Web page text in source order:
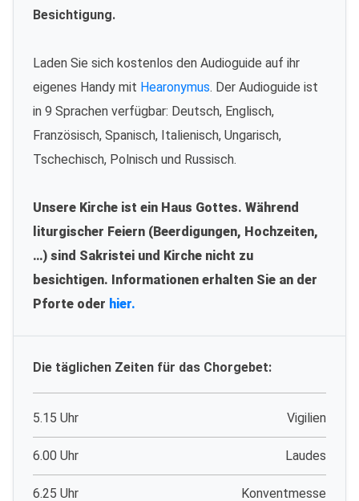
Besichtigung.
Laden Sie sich kostenlos den Audioguide auf ihr
eigenes Handy mit Hearonymus. Der Audioguide ist
in 9 Sprachen verfügbar: Deutsch, Englisch,
Französisch, Spanisch, Italienisch, Ungarisch,
Tschechisch, Polnisch und Russisch.
Unsere Kirche ist ein Haus Gottes. Während
liturgischer Feiern (Beerdigungen, Hochzeiten,
…) sind Sakristei und Kirche nicht zu
besichtigen. Informationen erhalten Sie an der
Pforte oder hier.
Die täglichen Zeiten für das Chorgebet:
5.15 Uhr Vigilien
6.00 Uhr Laudes
6.25 Uhr Konventmesse